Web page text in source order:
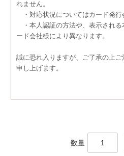
れません。
・対応状況についてはカード発行
・本人認証の方法や、表示される
ード会社様により異なります。
誠に恐れ入りますが、ご了承の上
申し上げます。
数量